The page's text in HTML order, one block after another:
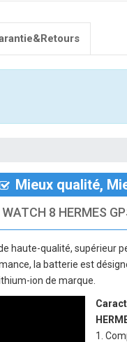
Mieux qualité,
8 HERMES
haute-qualité, supérieur
la batterie est
ion de marque.
1.